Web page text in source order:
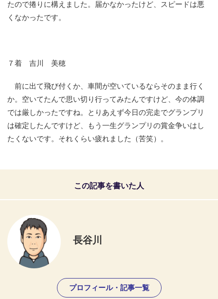
たので捲りに構えました。届かなかったけど、スピードは悪
くなかったです。
７着 吉川 美穂
前に出て飛び付くか、車間が空いているならそのまま行く
か。空いてたんで思い切り行ってみたんですけど、今の体調
では厳しかったですね。とりあえず今日の完走でグランプリ
は確定したんですけど、もう一生グランプリの賞金争いはし
たくないです。それくらい疲れました（苦笑）。
この記事を書いた人
長谷川
プロフィール・記事一覧